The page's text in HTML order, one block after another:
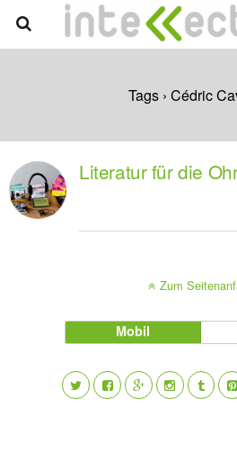
Tags › Cédric
Literatur für die
Zum
Mobil